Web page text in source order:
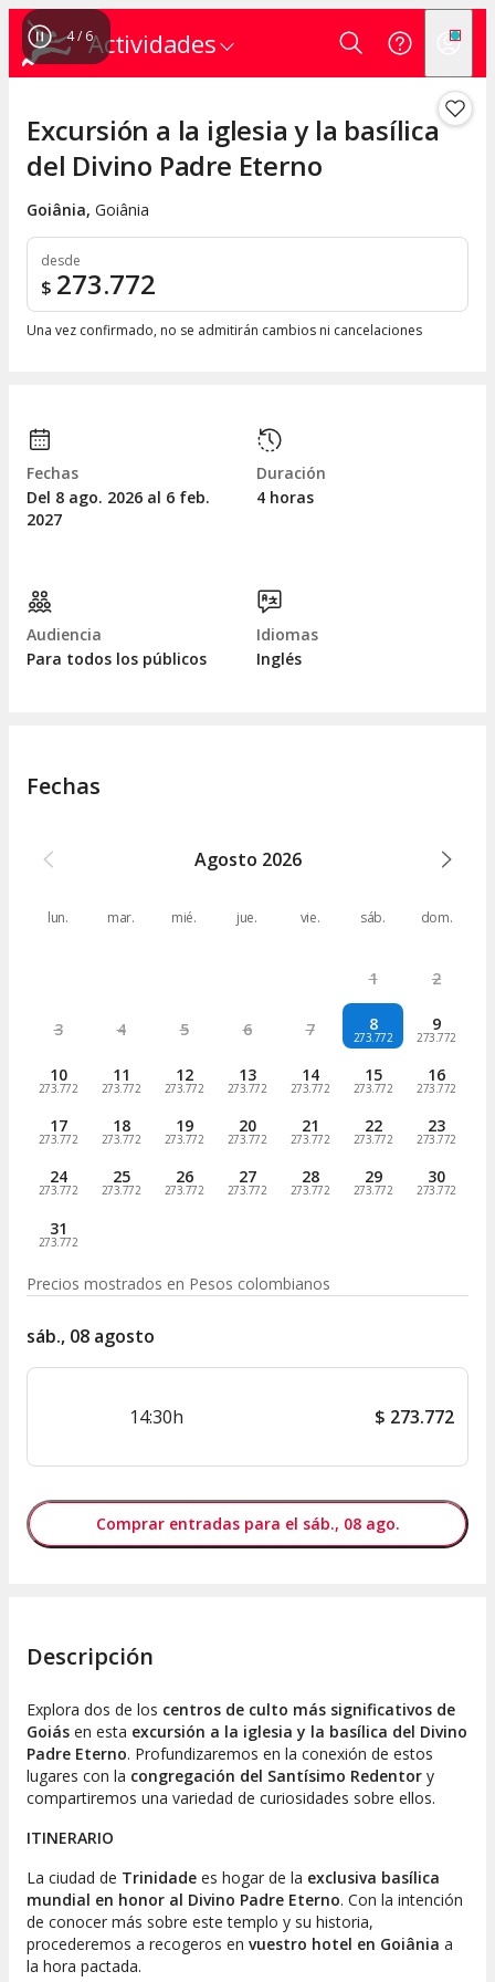
Actividades
4/ 6
Excursión a la iglesia y la basílica
del Divino Padre Eterno
Goiânia, Goiânia
desde
$ 273.772
Una vez confirmado, no se admitirán cambios ni cancelaciones
Fechas
Del 8 ago. 2026 al 6 feb.
2027
Duración
4 horas
Audiencia
Para todos los públicos
Idiomas
Inglés
Fechas
Agosto 2026
lun. mar. mié. jue. vie. sáb. dom.
1 2
3 4 5 6 7 8
273.772
9
273.772
10
273.772
11
273.772
12
273.772
13
273.772
14
273.772
15
273.772
16
273.772
17
273.772
18
273.772
19
273.772
20
273.772
21
273.772
22
273.772
23
273.772
24
273.772
25
273.772
26
273.772
27
273.772
28
273.772
29
273.772
30
273.772
31
273.772
Precios mostrados en Pesos colombianos
sáb., 08 agosto
14:30h $ 273.772
Comprar entradas para el sáb., 08 ago.
Descripción
Explora dos de los centros de culto más significativos de
Goiás en esta excursión a la iglesia y la basílica del Divino
Padre Eterno. Profundizaremos en la conexión de estos
lugares con la congregación del Santísimo Redentor y
compartiremos una variedad de curiosidades sobre ellos.
ITINERARIO
La ciudad de Trinidade es hogar de la exclusiva basílica
mundial en honor al Divino Padre Eterno. Con la intención
de conocer más sobre este templo y su historia,
procederemos a recogeros en vuestro hotel en Goiânia a
la hora pactada.